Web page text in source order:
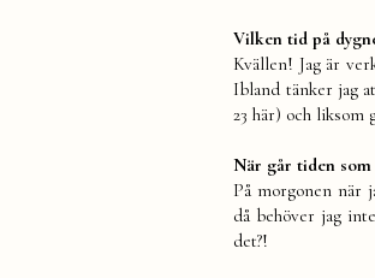
Vilken tid på
Kvällen! Jag är
Ibland tänker jag
23 här) och liksom
När går tiden som
På morgonen när
då behöver jag
det?!